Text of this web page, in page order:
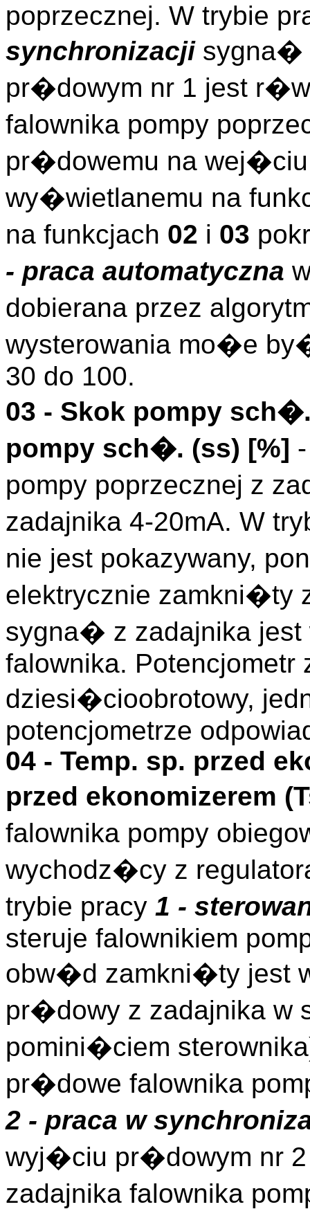
poprzecznej. W trybie
synchronizacjisygna�
pr�dowym nr 1 jest
falownika pompy
pr�dowemu na wej�ciu
wy�wietlanemu na
na funkcjach 02 i 03
- praca automatyczna
dobierana przez
wysterowania mo�e
30 do 100.
03 - Skok pompy
pompy sch�. (ss) [%]
pompy poprzecznej z
zadajnika 4-20mA. W
nie jest pokazywany,
elektrycznie zamkni�ty
sygna� z zadajnika
falownika. Potencjometr
dziesi�cioobrotowy,
potencjometrze
04 - Temp. sp. przed
przed ekonomizerem (
falownika pompy
wychodz�cy z
trybie pracy 1 -
steruje falownikiem
obw�d zamkni�ty jest
pr�dowy z zadajnika w
pomini�ciem
pr�dowe falownika
2 - praca w
wyj�ciu pr�dowym nr
zadajnika falownika